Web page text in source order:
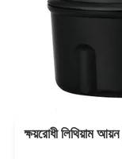
ক্ষয়রোধী লিথিয়াম